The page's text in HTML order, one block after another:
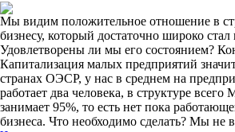
Мы видим положительное отношение в
бизнесу, который достаточно широко стал
Удовлетворены ли мы его состоянием?
Капитализация малых предприятий
странах ОЭСР, у нас в среднем на
работает два человека, в структуре
занимает 95%, то есть нет пока
бизнеса. Что необходимо сделать? Мы не